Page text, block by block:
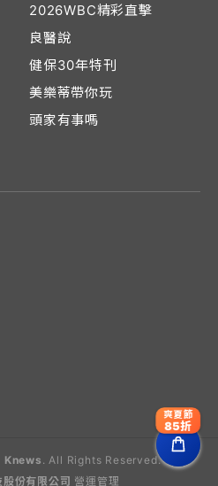
2026WBC精彩直擊
良醫說
健保30年特刊
美樂蒂帶你玩
頭家有事嗎
Knews . All Rights Reserved.
份有限公司 營運管理
爽夏節
85折